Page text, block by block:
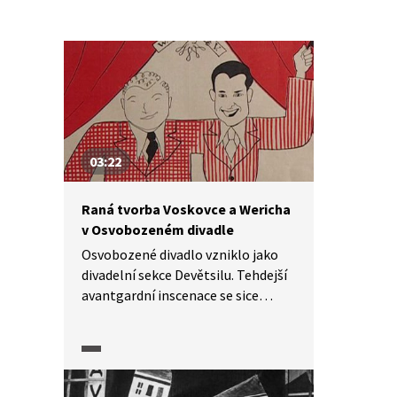
03:22
Raná tvorba Voskovce a Wericha
v Osvobozeném divadle
Osvobozené divadlo vzniklo jako
divadelní sekce Devětsilu. Tehdejší
avantgardní inscenace se sice
po několika letech dvojice Jiří
Voskovec a Jan Werich. Pasáž